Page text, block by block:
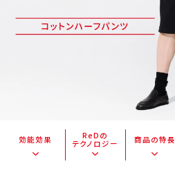
効能効果
ReDの
テクノロジー
商品の特長